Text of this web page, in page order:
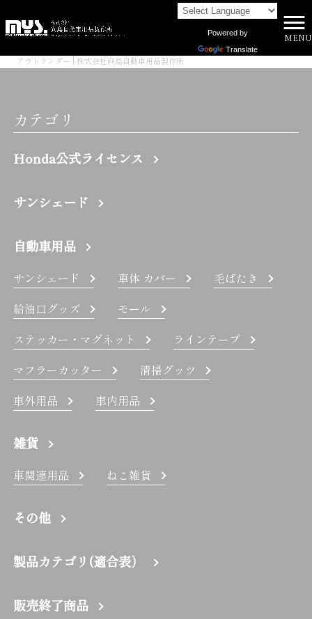
Powered by
Translate
MENU
アウトランダー | 株式会社向島自動車用品製作所
カテゴリ
Honda公式ライセンス
サンシェード
自動車用品
サンシェード 車体 カバー
毛ばたき
給油口グッズ
モール
ステッカー・マグネット
ラインテープ
マフラーカッター
清掃グッツ
車外用品
車内用品
雑貨
車関連用品 ねこ雑貨
その他
製品カテゴリ(適合表）
販売終了商品